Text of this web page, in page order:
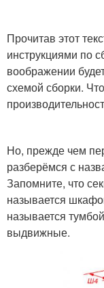
Прочитав этот
инструкциями по
воображении
схемой сборки.
Но, прежде чем
разберёмся с
Запомните, что
называется
называется
выдвижные.